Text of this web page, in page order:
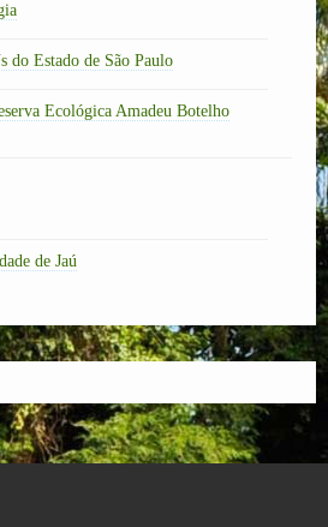
do Estado de São Paulo
Ecológica Amadeu Botelho
de Jaú